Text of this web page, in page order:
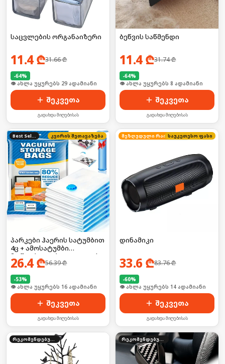
საცვლების ორგანაიზერი
11.4₾31.66₾
-64%
🛒 ბოლო 24სთ-ში იყიდა 39-მა
შეკვეთა
გადახდა მიღებისას
ბეწვის საწმენდი
11.4₾31.74₾
-64%
🛒 ბოლო 24სთ-ში იყიდა 15-მა
შეკვეთა
გადახდა მიღებისას
კვირის შეთავაზება
პარკები ჰაერის სატუმბით
4ც + ამოსატუმბი
მოწყობილობა, ადგილის
დასაზოგად
26.4₾56.39₾
-53%
🛒 ბოლო 24სთ-ში იყიდა 21-მა
შეკვეთა
გადახდა მიღებისას
შეზღუდული რაოდენობა
საუკეთესო ფასი
დინამიკი
33.6 ₾83.76₾
-60%
🛒 ბოლო 24სთ-ში იყიდა 19-მა
შეკვეთა
გადახდა მიღებისას